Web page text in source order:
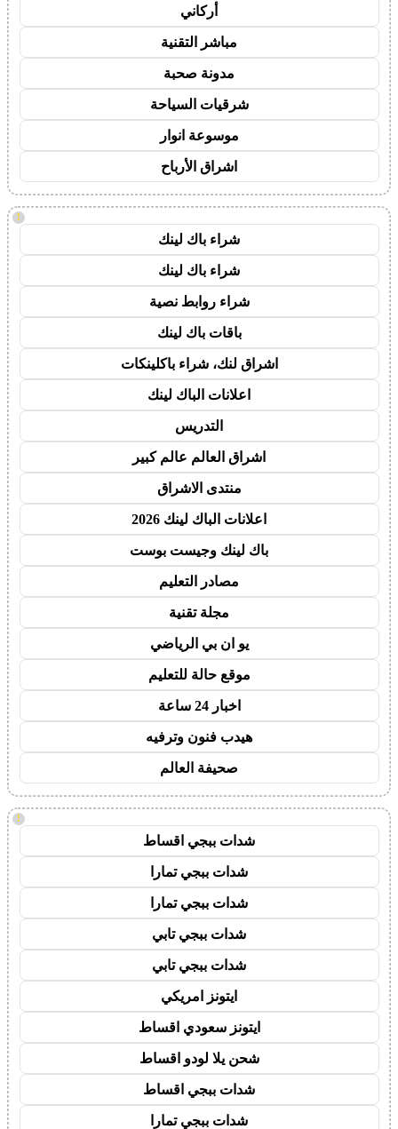
أركاني
مباشر التقنية
مدونة صحبة
شرقيات السياحة
موسوعة انوار
اشراق الأرباح
!
شراء باك لينك
شراء باك لينك
شراء روابط نصية
باقات باك لينك
اشراق لنك، شراء باكلينكات
اعلانات الباك لينك
التدريس
اشراق العالم عالم كبير
منتدى الاشراق
اعلانات الباك لينك 2026
باك لينك وجيست بوست
مصادر التعليم
مجلة تقنية
يو ان بي الرياضي
موقع حالة للتعليم
اخبار 24 ساعة
هيدب فنون وترفيه
صحيفة العالم
!
شدات ببجي اقساط
شدات ببجي تمارا
شدات ببجي تمارا
شدات ببجي تابي
شدات ببجي تابي
ايتونز امريكي
ايتونز سعودي اقساط
شحن يلا لودو اقساط
شدات ببجي اقساط
شدات ببجي تمارا